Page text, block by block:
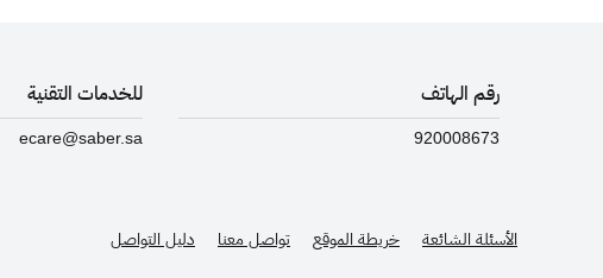
رقم الهاتف
920008673
للخدمات التقنية
ecare@saber.sa
الأسئلة الشائعة خريطة الموقع تواصل معنا دليل التواصل